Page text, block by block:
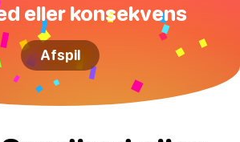
eller konsekvens
Afspil